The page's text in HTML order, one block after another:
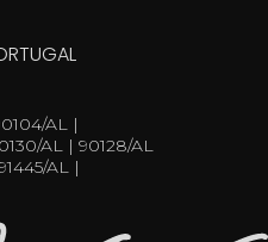
AL |
AL | 90128/AL
AL |